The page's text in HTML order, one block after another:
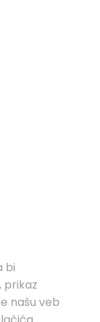
bi
prikaz
našu veb